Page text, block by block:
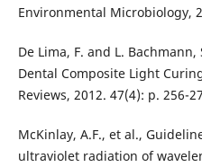
Environmental Microbiology,
De Lima, F. and L.
Dental Composite Light
Reviews, 2012. 47(4): p. 256-
McKinlay, A.F., et al.,
ultraviolet radiation of